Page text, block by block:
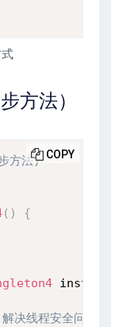
方法）
方法)
( ) {
instance
决线程安全问题
COPY